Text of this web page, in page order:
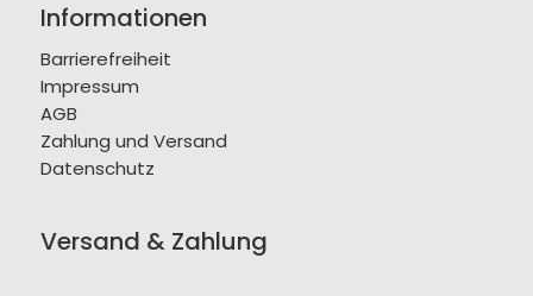
Informationen
Barrierefreiheit
Impressum
AGB
Zahlung und Versand
Datenschutz
Versand & Zahlung